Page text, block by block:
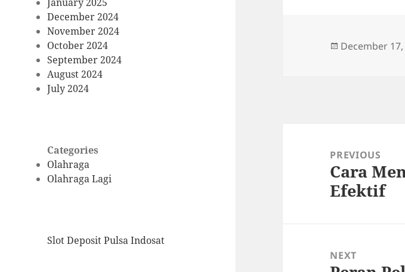
December 2024
November 2024
October 2024
September 2024
August 2024
July 2024
Categories
Olahraga
Olahraga Lagi
Slot Deposit Pulsa Indosat
Posted
December
navigationPREVIOUS
Previous
post:
Cara
Efektif
NEXT